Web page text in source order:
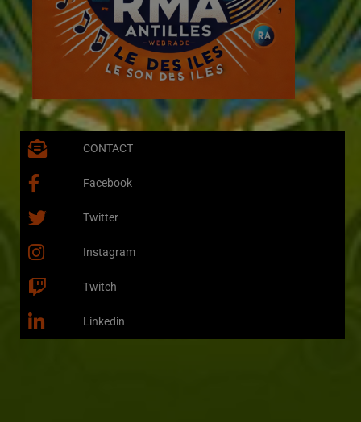
CONTACT
Facebook
Twitter
Instagram
Twitch
Linkedin